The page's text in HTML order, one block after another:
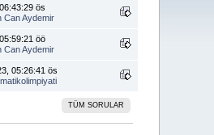
ös
Can Aydemir
öö
Can Aydemir
05:26:41 ös
TÜM SORULAR